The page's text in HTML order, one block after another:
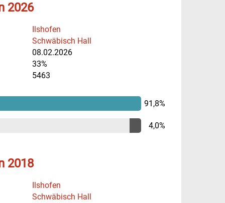
2026
Ilshofen
Schwäbisch Hall
08.02.2026
33%
5463
91,8%
4,0%
2018
Ilshofen
Schwäbisch Hall